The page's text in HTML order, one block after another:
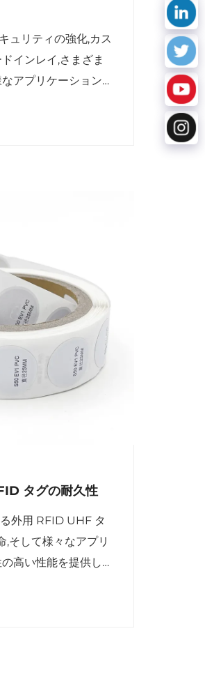
ュリティの強化,カス
インレイ,さまざま
アプリケーション
タグの耐久性
外用 RFID UHF タ
,そして様々なアプリ
高い性能を提供し